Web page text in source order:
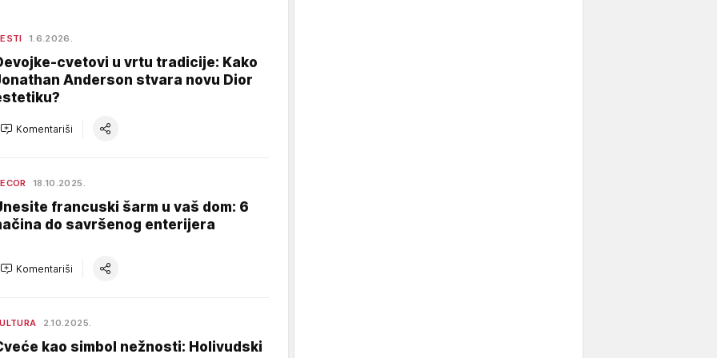
1.6.2026.
cvetovi u vrtu tradicije: Kako
Anderson stvara novu Dior
Komentariši
18.10.2025.
francuski šarm u vaš dom: 6
do savršenog enterijera
Komentariši
2.10.2025.
kao simbol nežnosti: Holivudski